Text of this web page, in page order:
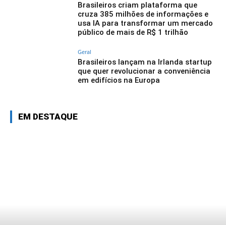
Brasileiros criam plataforma que
cruza 385 milhões de informações e
usa IA para transformar um mercado
público de mais de R$ 1 trilhão
Geral
Brasileiros lançam na Irlanda startup
que quer revolucionar a conveniência
em edifícios na Europa
EM DESTAQUE